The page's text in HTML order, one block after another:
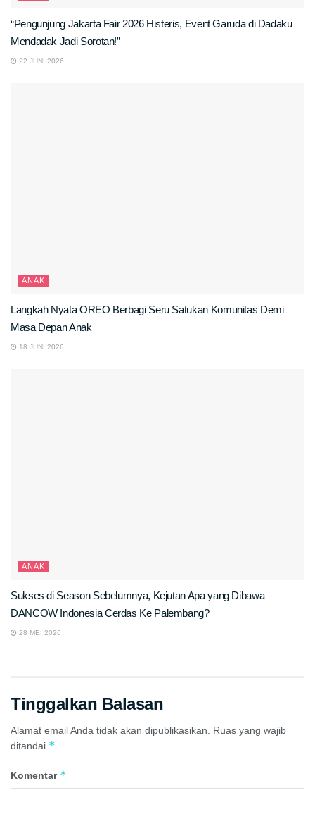
“Pengunjung Jakarta Fair 2026 Histeris, Event Garuda di Dadaku
Mendadak Jadi Sorotan!”
22 JUNI 2026
ANAK
Langkah Nyata OREO Berbagi Seru Satukan Komunitas Demi
Masa Depan Anak
18 JUNI 2026
ANAK
Sukses di Season Sebelumnya, Kejutan Apa yang Dibawa
DANCOW Indonesia Cerdas Ke Palembang?
28 MEI 2026
Tinggalkan Balasan
Alamat email Anda tidak akan dipublikasikan.
Ruas yang wajib
ditandai *
Komentar *